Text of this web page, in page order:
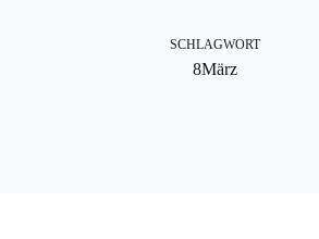
SCHLAGWORT
8März